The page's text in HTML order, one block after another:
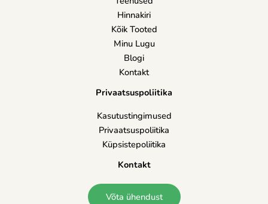
Hinnakiri
Kõik Tooted
Minu Lugu
Blogi
Kontakt
Privaatsuspoliitika
Kasutustingimused
Privaatsuspoliitika
Küpsistepoliitika
Kontakt
Võta ühendust